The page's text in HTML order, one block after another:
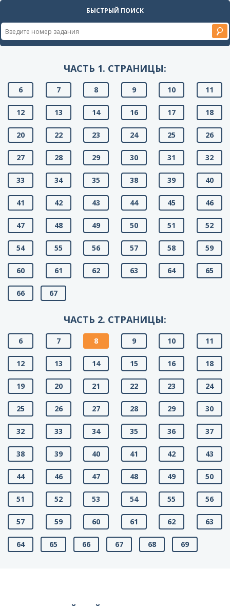
БЫСТРЫЙ ПОИСК
ЧАСТЬ 1. СТРАНИЦЫ:
6 7 8 9 10 11
12 13 14 16 17 18
20 22 23 24 25 26
27 28 29 30 31 32
33 34 35 38 39 40
41 42 43 44 45 46
47 48 49 50 51 52
54 55 56 57 58 59
60 61 62 63 64 65
66 67
ЧАСТЬ 2. СТРАНИЦЫ:
6 7 8 9 10 11
12 13 14 15 16 18
19 20 21 22 23 24
25 26 27 28 29 30
32 33 34 35 36 37
38 39 40 41 42 43
44 46 47 48 49 50
51 52 53 54 55 56
57 59 60 61 62 63
64 65 66 67 68 69